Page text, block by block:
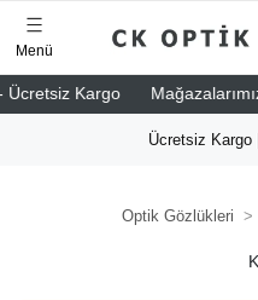
Kargo
Menü
Ücretsiz Kargo
Optik Gözlükleri